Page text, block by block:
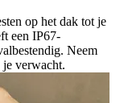
op het dak tot je
een IP67-
Neem
verwacht.